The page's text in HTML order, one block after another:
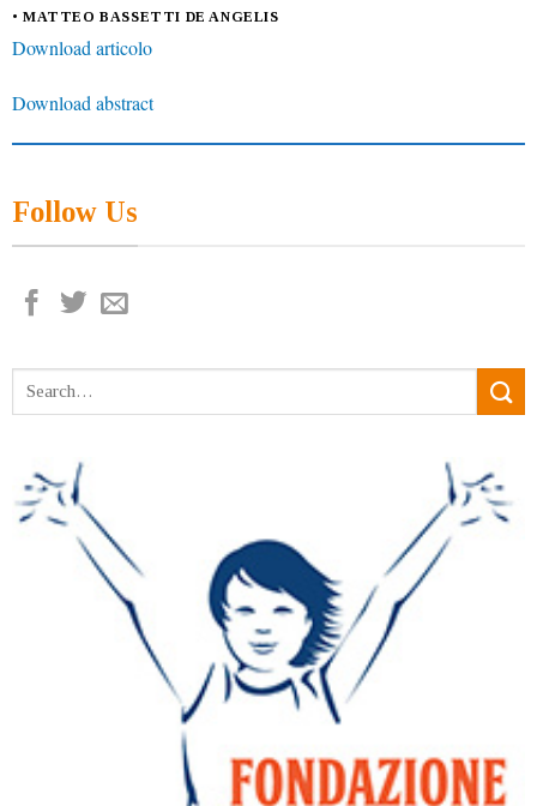
• MATTEO BASSETTI DE ANGELIS
Download articolo
Download abstract
Follow Us